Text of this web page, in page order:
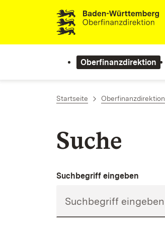
Zum Inhalt springen
Oberfinanzdirektion
Startseite Oberfinanzdirektion
Suche
Suchbegriff eingeben